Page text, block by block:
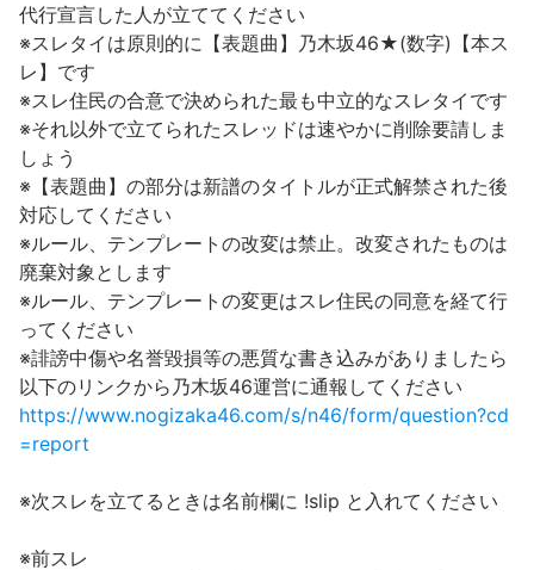
代行宣言した人が立ててください
※スレタイは原則的に【表題曲】乃木坂46★(数字)【本ス
レ】です
※スレ住民の合意で決められた最も中立的なスレタイです
※それ以外で立てられたスレッドは速やかに削除要請しま
しょう
※【表題曲】の部分は新譜のタイトルが正式解禁された後
対応してください
※ルール、テンプレートの改変は禁止。改変されたものは
廃棄対象とします
※ルール、テンプレートの変更はスレ住民の同意を経て行
ってください
※誹謗中傷や名誉毀損等の悪質な書き込みがありましたら
以下のリンクから乃木坂46運営に通報してください
https://www.nogizaka46.com/s/n46/form/question?cd
=report
※次スレを立てるときは名前欄に !slip と入れてください
※前スレ